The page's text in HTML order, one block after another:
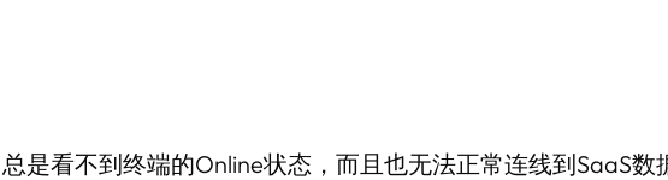
是看不到终端的Online状态，而且也无法正常连线到SaaS数